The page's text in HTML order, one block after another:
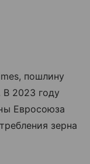
пошлину
В 2023 году
Евросоюза
зерна